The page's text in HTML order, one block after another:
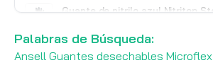
Guante de nitrilo azul Nitritop
Palabras de Búsqueda:
Ansell Guantes desechables